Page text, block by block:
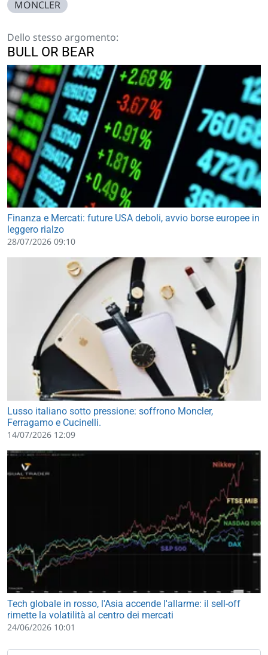
MONCLER
Dello stesso argomento:
BULL OR BEAR
Finanza e Mercati: future USA deboli, avvio borse europee in
leggero rialzo
28/07/2026 09:10
Lusso italiano sotto pressione: soffrono Moncler,
Ferragamo e Cucinelli.
14/07/2026 12:09
Tech globale in rosso, l'Asia accende l'allarme: il sell-off
rimette la volatilità al centro dei mercati
24/06/2026 10:01